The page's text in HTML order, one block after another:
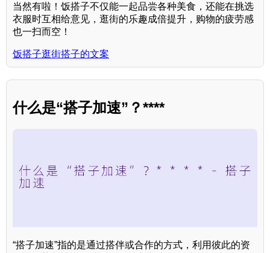
当然有啦！饭搭子不仅能一起品尝各种美食，还能在挑选
衣服时互相给意见，逛街的乐趣成倍提升，购物的疲劳感
也一扫而空！
饭搭子逛街搭子的文案
什么是“搭子加速”？****
“搭子加速”指的是通过搭伴或合作的方式，利用彼此的资